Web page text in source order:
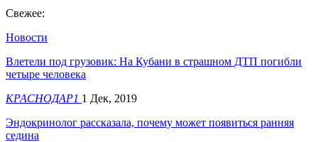
Свежее:
Новости
Влетели под грузовик: На Кубани в страшном ДТП погибли
четыре человека
КРАСНОДАР1 1 Дек, 2019
Эндокринолог рассказала, почему может появиться ранняя
седина